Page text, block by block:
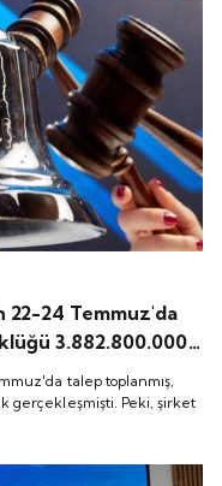
22-24 Temmuz'da
3.882.800.000
payları ne
talep toplanmış,
gerçekleşmişti. Peki, şirket